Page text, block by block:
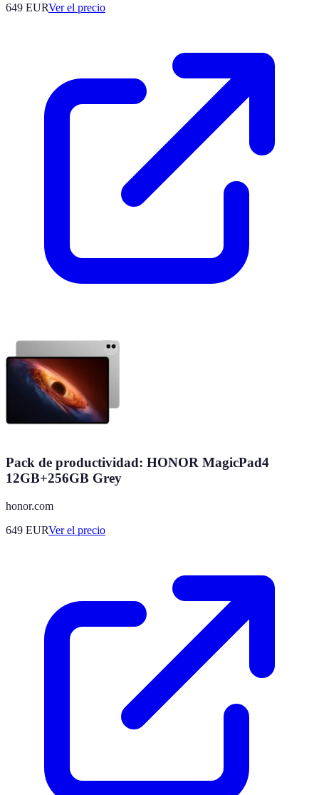
649 EURVer el precio
Pack de productividad: HONOR MagicPad4
12GB+256GB Grey
honor.com
649 EURVer el precio